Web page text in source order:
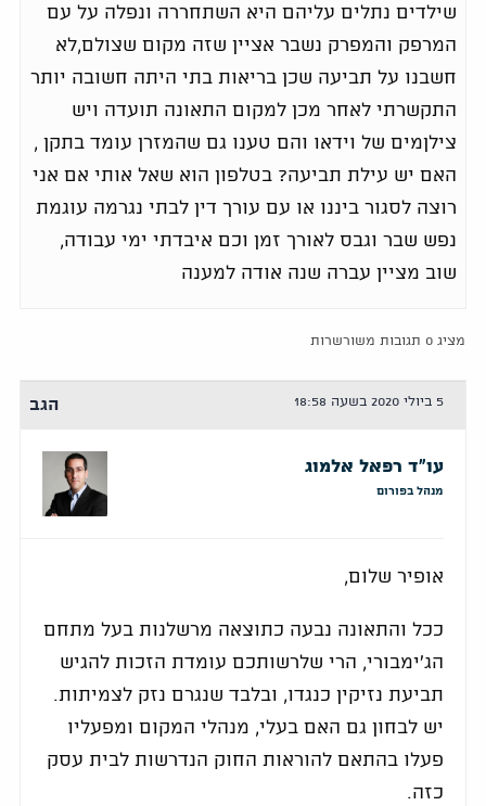
שילדים נתלים עליהם היא השתחררה ונפלה על עם
המרפק והמפרק נשבר אציין שזה מקום שצולם,לא
חשבנו על תביעה שכן בריאות בתי היתה חשובה יותר
התקשרתי לאחר מכן למקום התאונה תועדה ויש
צילןמים של וידאו והם טענו גם שהמזרן עומד בתקן ,
האם יש עילת תביעה? בטלפון הוא שאל אותי אם אני
רוצה לסגור ביננו או עם עורך דין לבתי נגרמה עוגמת
נפש שבר וגבס לאורך זמן וכם איבדתי ימי עבודה,
שוב מציין עברה שנה אודה למענה
מציג 0 תגובות משורשרות
5 ביולי 2020 בשעה 18:58 הגב
עו"ד רפאל אלמוג
מנהל בפורום
אופיר שלום,
ככל והתאונה נבעה כתוצאה מרשלנות בעל מתחם
הג'ימבורי, הרי שלרשותכם עומדת הזכות להגיש
תביעת נזיקין כנגדו, ובלבד שנגרם נזק לצמיתות.
יש לבחון גם האם בעלי, מנהלי המקום ומפעליו
פעלו בהתאם להוראות החוק הנדרשות לבית עסק
כזה.